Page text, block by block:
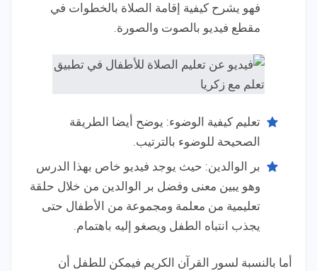
فهو يشرح كيفية إقامة الصلاة بالخطوات في
مقطع فيديو بالصوت والصورة.
تعليم كيفية الوضوء: يوضح أيضا الطريقة
الصحيحة للوضوء بالترتيب.
بر الوالدين: حيث يوجد فيديو خاص بهذا الدرس
وهو يبين معنى وفضل بر الوالدين من خلال حلقة
تعليمية من معلمة ومجموعة من الأطفال حتى
يجذب انتباه الطفل ويصغو إليه باهتمام.
أما بالنسبة لسور القرآن الكريم فيمكن للطفل أن